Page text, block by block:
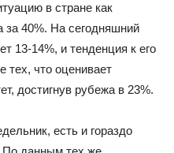
в стране как
за 40%. На сегодняшний
13-14%, и тенденция к его
тех, что оценивает
достигнув рубежа в 23%.
есть и гораздо